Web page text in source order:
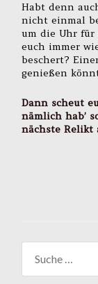
Habt denn
nicht einmal
um die Uhr für
euch immer
beschert?
genießen
Dann scheut
nämlich hab’
nächste Relikt
nach: